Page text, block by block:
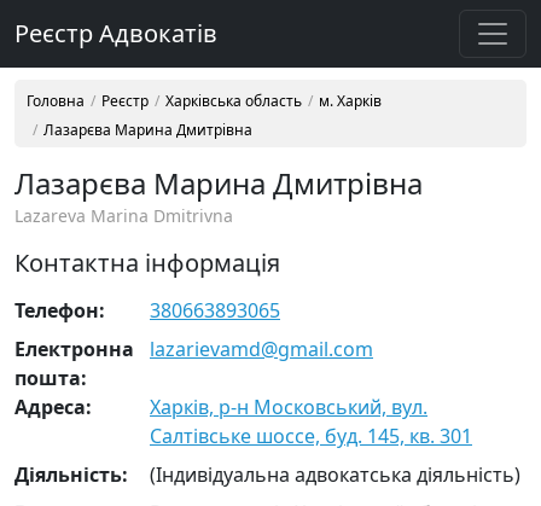
Реєстр Адвокатів
Головна Реєстр Харківська область
м. Харків
Лазарєва Марина Дмитрівна
Лазарєва Марина Дмитрівна
Lazareva Marina Dmitrivna
Контактна інформація
Телефон:
380663893065
Електронна
пошта:
lazarievamd@gmail.com
Адреса:
Харків, р-н Московський, вул.
Салтівське шоссе, буд. 145, кв. 301
Діяльність:
(Індивідуальна адвокатська діяльність)